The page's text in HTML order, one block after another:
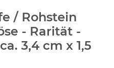
/ Rohstein
- Rarität -
3,4 cm x 1,5